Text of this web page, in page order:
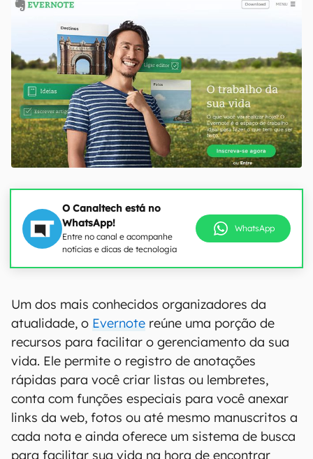
O Canaltech está no
WhatsApp!
Entre no canal e acompanhe
notícias e dicas de tecnologia
WhatsApp
00:00/04:51